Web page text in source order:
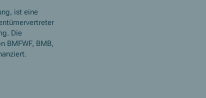
ist eine
Die
BMFWF, BMB,